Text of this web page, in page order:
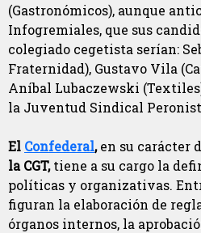
(Gastronómicos), aunque
Infogremiales, que sus
colegiado cegetista serían:
Fraternidad), Gustavo Vila
Aníbal Lubaczewski
la Juventud Sindical
El Confederal,en su carácter
la CGT,tiene a su cargo la
políticas y organizativas.
figuran la elaboración de
órganos internos, la